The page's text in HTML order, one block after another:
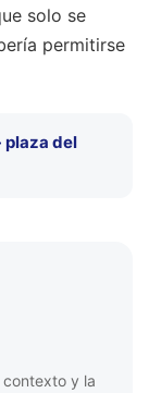
solo se
permitirse
del
contexto y la